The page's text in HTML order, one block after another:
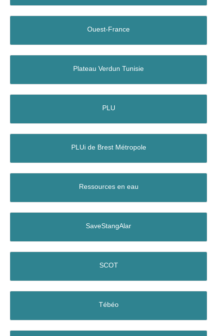
Ouest-France
Plateau Verdun Tunisie
PLU
PLUi de Brest Métropole
Ressources en eau
SaveStangAlar
SCOT
Tébéo